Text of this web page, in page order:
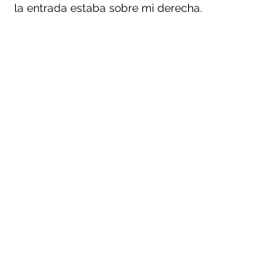
la entrada estaba sobre mi derecha.